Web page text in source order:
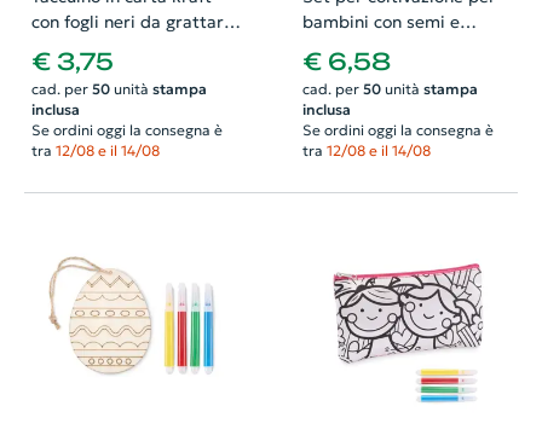
con fogli neri da grattare
e penna in legno
€ 3,75
cad. per 50unità stampa
inclusa
Se ordini oggi la consegna è
tra 12/08 e il 14/08
bambini con semi e
matita
€ 6,58
cad. per 50unità stampa
inclusa
Se ordini oggi la consegna è
tra 12/08 e il 14/08